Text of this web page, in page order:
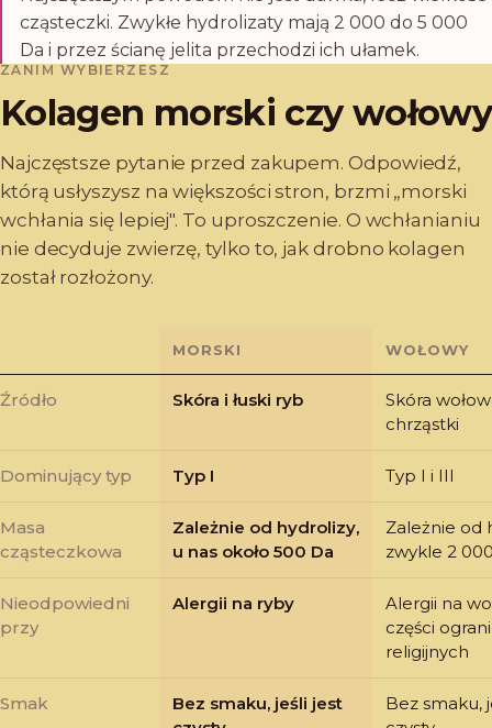
cząsteczki. Zwykłe hydrolizaty mają 2 000 do 5 000
Da i przez ścianę jelita przechodzi ich ułamek.
ZANIM WYBIERZESZ
Kolagen morski czy wołowy
Najczęstsze pytanie przed zakupem. Odpowiedź,
którą usłyszysz na większości stron, brzmi „morski
wchłania się lepiej". To uproszczenie. O wchłanianiu
nie decyduje zwierzę, tylko to, jak drobno kolagen
został rozłożony.
MORSKI WOŁOWY
Źródło Skóra i łuski ryb
Skóra
chrząstki
Dominujący typ Typ I Typ I i III
Masa
cząsteczkowa
Zależnie od hydrolizy,
u nas około 500 Da
Zależnie od
zwykle 2
Nieodpowiedni
przy
Alergii na ryby
Alergii na
części
religijnych
Smak
Bez smaku, jeśli jest
Bez smaku,